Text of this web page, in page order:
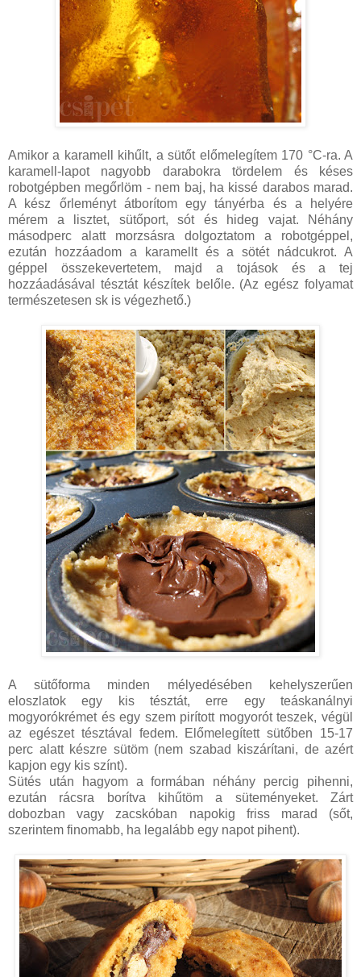
Amikor a karamell kihűlt, a sütőt előmelegítem 170 °C-ra. A
karamell-lapot nagyobb darabokra tördelem és késes
robotgépben megőrlöm - nem baj, ha kissé darabos marad.
A kész őrleményt átborítom egy tányérba és a helyére
mérem a lisztet, sütőport, sót és hideg vajat. Néhány
másodperc alatt morzsásra dolgoztatom a robotgéppel,
ezután hozzáadom a karamellt és a sötét nádcukrot. A
géppel összekevertetem, majd a tojások és a tej
hozzáadásával tésztát készítek belőle. (Az egész folyamat
természetesen sk is végezhető.)
A sütőforma minden mélyedésében kehelyszerűen
eloszlatok egy kis tésztát, erre egy teáskanálnyi
mogyorókrémet és egy szem pirított mogyorót teszek, végül
az egészet tésztával fedem. Előmelegített sütőben 15-17
perc alatt készre sütöm (nem szabad kiszárítani, de azért
kapjon egy kis színt).
Sütés után hagyom a formában néhány percig pihenni,
ezután rácsra borítva kihűtöm a süteményeket. Zárt
dobozban vagy zacskóban napokig friss marad (sőt,
szerintem finomabb, ha legalább egy napot pihent).